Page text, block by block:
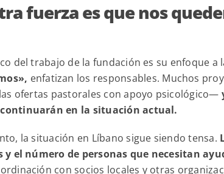
fuerza es que nos
del trabajo de la fundación es su enfoque a
enfatizan los responsables. Muchos
ofertas pastorales con apoyo psicológico—
en la situación actual.
la situación en Líbano sigue siendo tensa.
y el número de personas que necesitan
con socios locales y otras